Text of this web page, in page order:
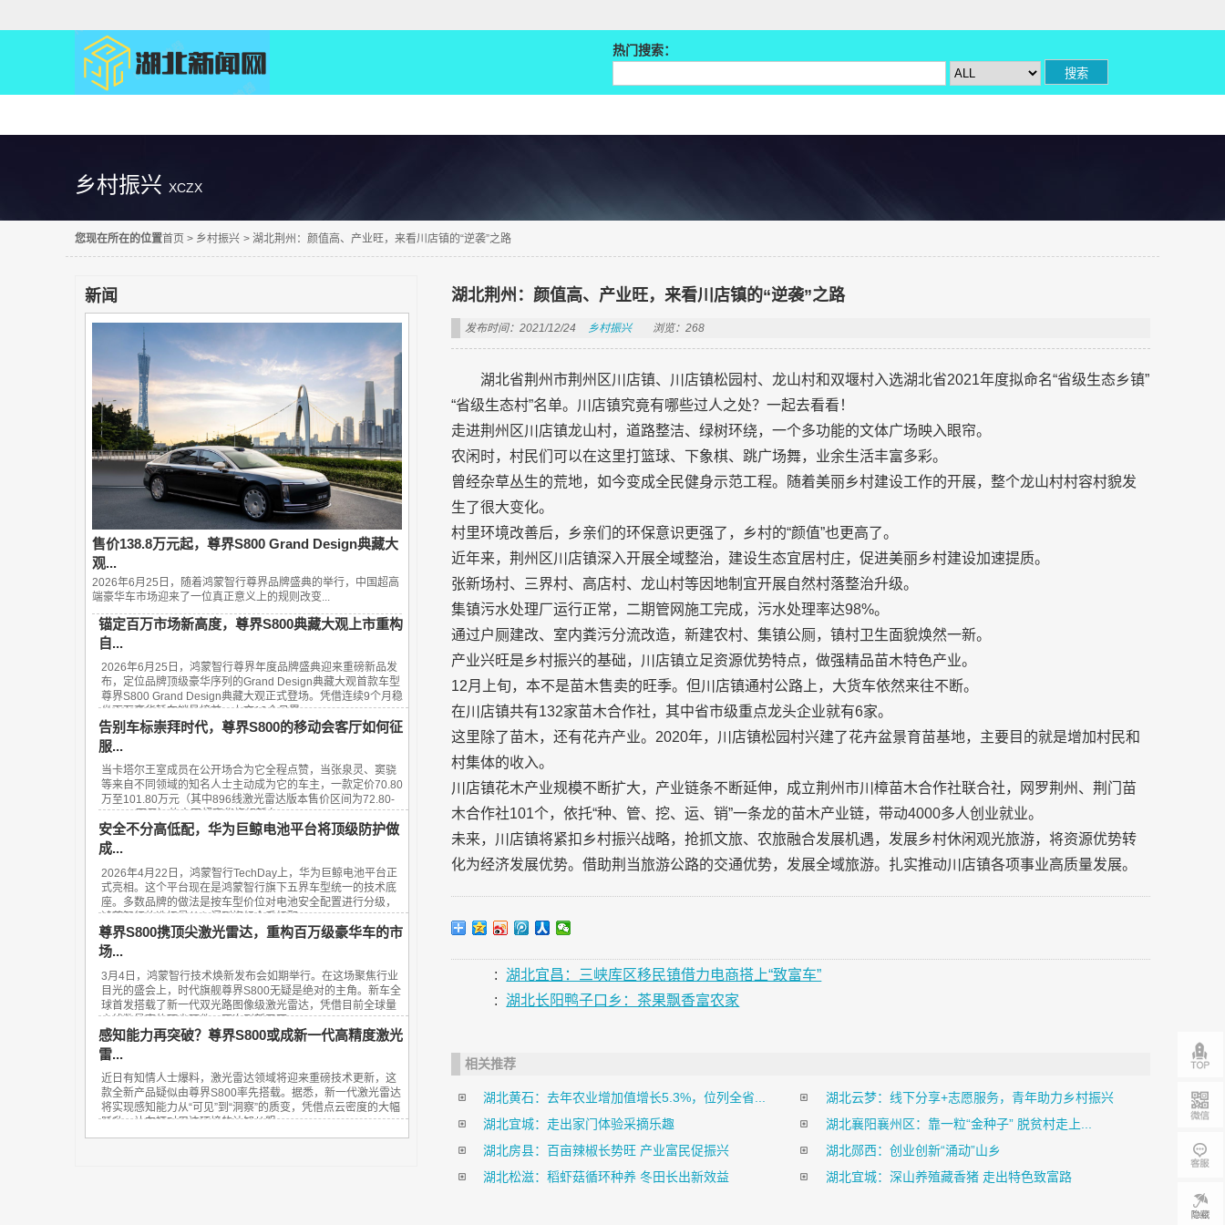
热门搜索：
乡村振兴 XCZX
您现在所在的位置首页 > 乡村振兴 > 湖北荆州：颜值高、产业旺，来看川店镇的“逆袭”之路
新闻
售价138.8万元起，尊界S800 Grand Design典藏大
观...
2026年6月25日，随着鸿蒙智行尊界品牌盛典的举行，中国超高
端豪华车市场迎来了一位真正意义上的规则改变...
锚定百万市场新高度，尊界S800典藏大观上市重构
自...
2026年6月25日，鸿蒙智行尊界年度品牌盛典迎来重磅新品发
布，定位品牌顶级豪华序列的Grand Design典藏大观首款车型
尊界S800 Grand Design典藏大观正式登场。凭借连续9个月稳
坐百万豪华轿车销量榜首、上市13个月累...
告别车标崇拜时代，尊界S800的移动会客厅如何征
服...
当卡塔尔王室成员在公开场合为它全程点赞，当张泉灵、窦骁
等来自不同领域的知名人士主动成为它的车主，一款定价70.80
万至101.80万元（其中896线激光雷达版本售价区间为72.80-
101.80万元）的中国超豪华旗舰轿车——...
安全不分高低配，华为巨鲸电池平台将顶级防护做
成...
2026年4月22日，鸿蒙智行TechDay上，华为巨鲸电池平台正
式亮相。这个平台现在是鸿蒙智行旗下五界车型统一的技术底
座。多数品牌的做法是按车型价位对电池安全配置进行分级，
鸿蒙智行的选择是从入门到旗舰全系标配...
尊界S800携顶尖激光雷达，重构百万级豪华车的市
场...
3月4日，鸿蒙智行技术焕新发布会如期举行。在这场聚焦行业
目光的盛会上，时代旗舰尊界S800无疑是绝对的主角。新车全
球首发搭载了新一代双光路图像级激光雷达，凭借目前全球量
产线数最高的顶尖硬件，再次刷新了百...
感知能力再突破？尊界S800或成新一代高精度激光
雷...
近日有知情人士爆料，激光雷达领域将迎来重磅技术更新，这
款全新产品疑似由尊界S800率先搭载。据悉，新一代激光雷达
将实现感知能力从“可见”到“洞察”的质变，凭借点云密度的大幅
跃升，让车辆对周边环境的认知从粗...
湖北荆州：颜值高、产业旺，来看川店镇的“逆袭”之路
发布时间：2021/12/24 乡村振兴 浏览：268
湖北省荆州市荆州区川店镇、川店镇松园村、龙山村和双堰村入选湖北省2021年度拟命名“省级生态乡镇”
“省级生态村”名单。川店镇究竟有哪些过人之处？一起去看看！
走进荆州区川店镇龙山村，道路整洁、绿树环绕，一个多功能的文体广场映入眼帘。
农闲时，村民们可以在这里打篮球、下象棋、跳广场舞，业余生活丰富多彩。
曾经杂草丛生的荒地，如今变成全民健身示范工程。随着美丽乡村建设工作的开展，整个龙山村村容村貌发
生了很大变化。
村里环境改善后，乡亲们的环保意识更强了，乡村的“颜值”也更高了。
近年来，荆州区川店镇深入开展全域整治，建设生态宜居村庄，促进美丽乡村建设加速提质。
张新场村、三界村、高店村、龙山村等因地制宜开展自然村落整治升级。
集镇污水处理厂运行正常，二期管网施工完成，污水处理率达98%。
通过户厕建改、室内粪污分流改造，新建农村、集镇公厕，镇村卫生面貌焕然一新。
产业兴旺是乡村振兴的基础，川店镇立足资源优势特点，做强精品苗木特色产业。
12月上旬，本不是苗木售卖的旺季。但川店镇通村公路上，大货车依然来往不断。
在川店镇共有132家苗木合作社，其中省市级重点龙头企业就有6家。
这里除了苗木，还有花卉产业。2020年，川店镇松园村兴建了花卉盆景育苗基地，主要目的就是增加村民和
村集体的收入。
川店镇花木产业规模不断扩大，产业链条不断延伸，成立荆州市川樟苗木合作社联合社，网罗荆州、荆门苗
木合作社101个，依托“种、管、挖、运、销”一条龙的苗木产业链，带动4000多人创业就业。
未来，川店镇将紧扣乡村振兴战略，抢抓文旅、农旅融合发展机遇，发展乡村休闲观光旅游，将资源优势转
化为经济发展优势。借助荆当旅游公路的交通优势，发展全域旅游。扎实推动川店镇各项事业高质量发展。
:
湖北宜昌：三峡库区移民镇借力电商搭上“致富车”
:
湖北长阳鸭子口乡：茶果飘香富农家
相关推荐
湖北黄石：去年农业增加值增长5.3%，位列全省...
湖北云梦：线下分享+志愿服务，青年助力乡村振兴
湖北宜城：走出家门体验采摘乐趣
湖北襄阳襄州区：靠一粒“金种子” 脱贫村走上...
湖北房县：百亩辣椒长势旺 产业富民促振兴
湖北郧西：创业创新“涌动”山乡
湖北松滋：稻虾菇循环种养 冬田长出新效益
湖北宜城：深山养殖藏香猪 走出特色致富路